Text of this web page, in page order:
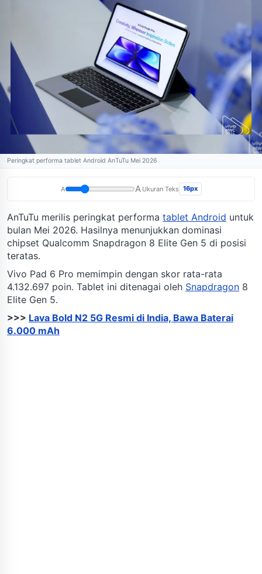
Peringkat performa tablet Android AnTuTu Mei 2026
A A Ukuran Teks 16px
AnTuTu merilis peringkat performa tablet Android untuk
bulan Mei 2026. Hasilnya menunjukkan dominasi
chipset Qualcomm Snapdragon 8 Elite Gen 5 di posisi
teratas.
Vivo Pad 6 Pro memimpin dengan skor rata-rata
4.132.697 poin. Tablet ini ditenagai oleh Snapdragon 8
Elite Gen 5.
>>> Lava Bold N2 5G Resmi di India, Bawa Baterai
6.000 mAh